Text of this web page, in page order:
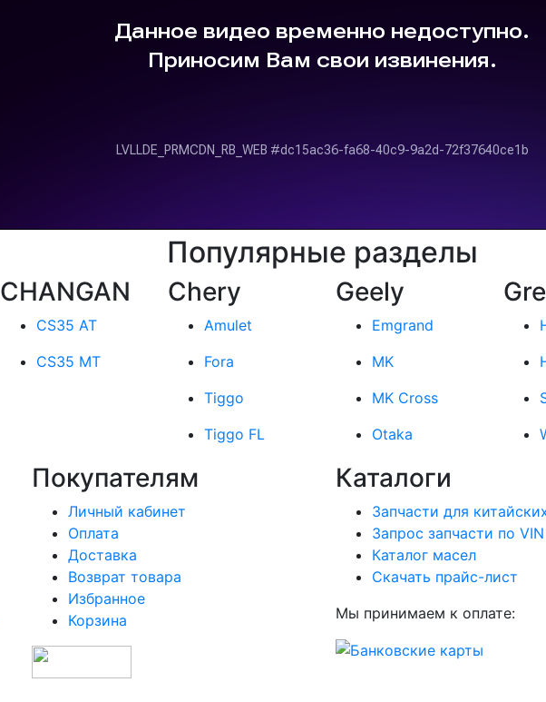
Популярные разделы
CHANGAN
CS35 AT
CS35 MT
Chery
Amulet
Fora
Tiggo
Tiggo FL
Geely
Emgrand
MK
MK Cross
Otaka
Покупателям
Личный кабинет
Оплата
Доставка
Возврат товара
Избранное
Корзина
Каталоги
Запчасти для
Запрос запчасти по VIN
Каталог масел
Скачать прайс-лист
Мы принимаем к оплате: